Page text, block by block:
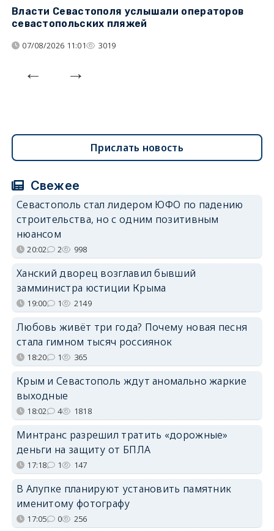
Власти Севастополя услышали операторов
севастопольских пляжей
07/08/2026 11:01 3019
Прислать новость
Свежее
Севастополь стал лидером ЮФО по падению
строительства, но с одним позитивным
нюансом
20:02 2 998
Ханский дворец возглавил бывший
замминистра юстиции Крыма
19:00 1 2149
Любовь живёт три года? Почему новая песня
стала гимном тысяч россиянок
18:20 1 365
Крым и Севастополь ждут аномально жаркие
выходные
18:02 4 1818
Минтранс разрешил тратить «дорожные»
деньги на защиту от БПЛА
17:18 1 147
В Алупке планируют установить памятник
именитому фотографу
17:05 0 256